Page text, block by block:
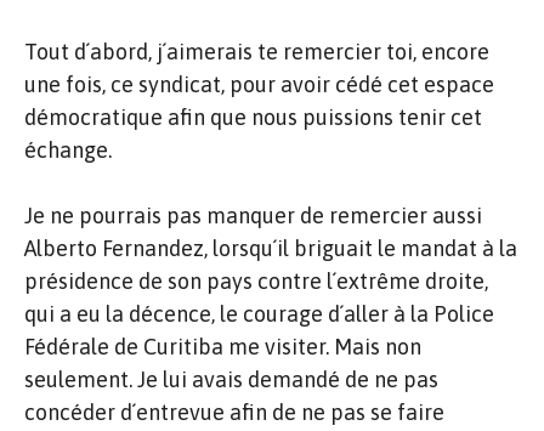
Tout d´abord, j´aimerais te remercier toi, encore
une fois, ce syndicat, pour avoir cédé cet espace
démocratique afin que nous puissions tenir cet
échange.
Je ne pourrais pas manquer de remercier aussi
Alberto Fernandez, lorsqu´il briguait le mandat à la
présidence de son pays contre l´extrême droite,
qui a eu la décence, le courage d´aller à la Police
Fédérale de Curitiba me visiter. Mais non
seulement. Je lui avais demandé de ne pas
concéder d´entrevue afin de ne pas se faire